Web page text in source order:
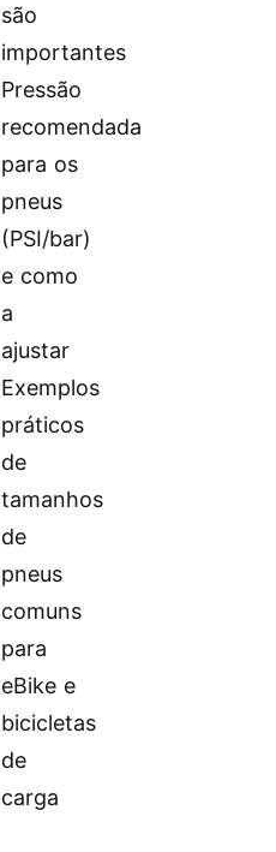
são
importantes
Pressão
recomendada
para os
pneus
(PSI/bar)
e como
a
ajustar
Exemplos
práticos
de
tamanhos
de
pneus
comuns
para
eBike e
bicicletas
de
carga